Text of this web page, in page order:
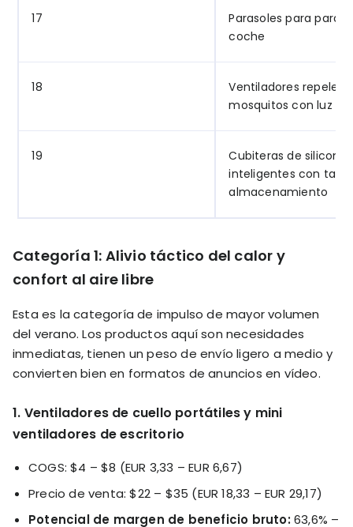
17
Parasoles para
coche
18
Ventiladores
mosquitos con luz UV
19
Cubiteras de silicona
inteligentes con tapa
almacenamiento
Categoría 1: Alivio táctico del calor y
confort al aire libre
Esta es la categoría de impulso de mayor volumen
del verano. Los productos aquí son necesidades
inmediatas, tienen un peso de envío ligero a medio y
convierten bien en formatos de anuncios en vídeo.
1. Ventiladores de cuello portátiles y mini
ventiladores de escritorio
COGS: $4 – $8 (EUR 3,33 – EUR 6,67)
Precio de venta: $22 – $35 (EUR 18,33 – EUR 29,17)
Potencial de margen de beneficio bruto:63,6% –